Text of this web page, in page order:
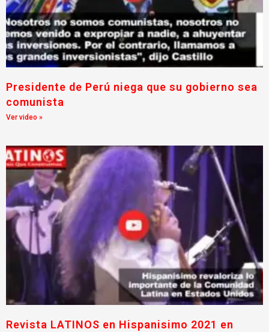
Presidente de Perú niega que su gobierno sea
comunista
Ver video »
Revista LATINOS en Hispanisimo 2021 en